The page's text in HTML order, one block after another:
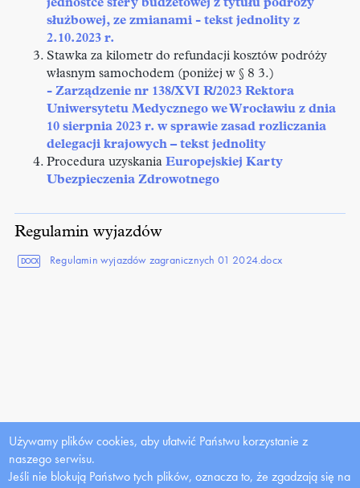
jednostce sfery budżetowej z tytułu podróży
służbowej, ze zmianami - tekst jednolity z
2.10.2023 r.
Stawka za kilometr do refundacji kosztów podróży
własnym samochodem (poniżej w § 8 3.)
- Zarządzenie nr 138/XVI R/2023 Rektora
Uniwersytetu Medycznego we Wrocławiu z dnia
10 sierpnia 2023 r. w sprawie zasad rozliczania
delegacji krajowych – tekst jednolity
Procedura uzyskania Europejskiej Karty
Ubezpieczenia Zdrowotnego
Regulamin wyjazdów
DOCX Regulamin wyjazdów zagranicznych 01 2024.docx
Używamy plików cookies, aby ułatwić Państwu korzystanie z
naszego serwisu.
Jeśli nie blokują Państwo tych plików, oznacza to, że zgadzają się na